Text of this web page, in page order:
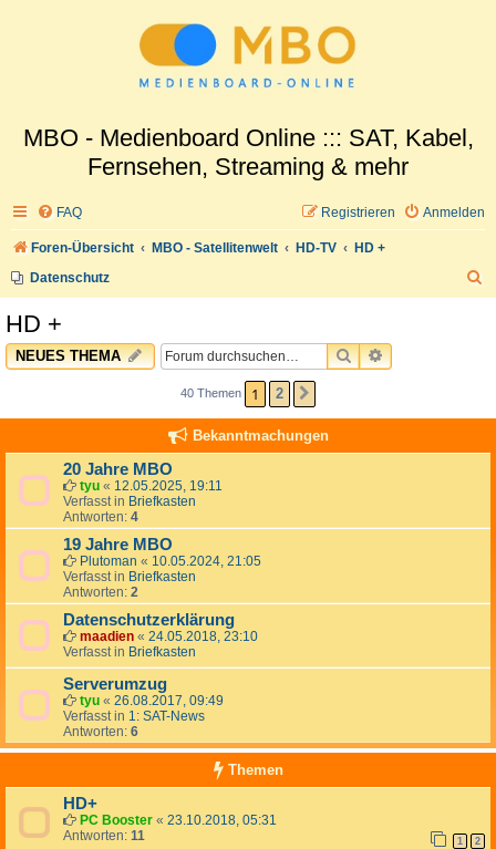
MBO - Medienboard Online ::: SAT, Kabel,
Fernsehen, Streaming & mehr
FAQ Anmelden
Registrieren
Foren-Übersicht MBO - Satellitenwelt HD-TV
HD +
Datenschutz
HD +
NEUES THEMA SUCHEERWEITERTE
40 Themen 1 2
Bekanntmachungen
20 Jahre MBO
tyu « 12.05.2025, 19:11
Verfasst in Briefkasten
Antworten: 4
19 Jahre MBO
Plutoman « 10.05.2024, 21:05
Verfasst in Briefkasten
Antworten: 2
Datenschutzerklärung
maadien « 24.05.2018, 23:10
Verfasst in Briefkasten
Serverumzug
tyu « 26.08.2017, 09:49
Verfasst in 1: SAT-News
Antworten: 6
Themen
HD+
PC Booster « 23.10.2018, 05:31
Antworten: 11 1 2